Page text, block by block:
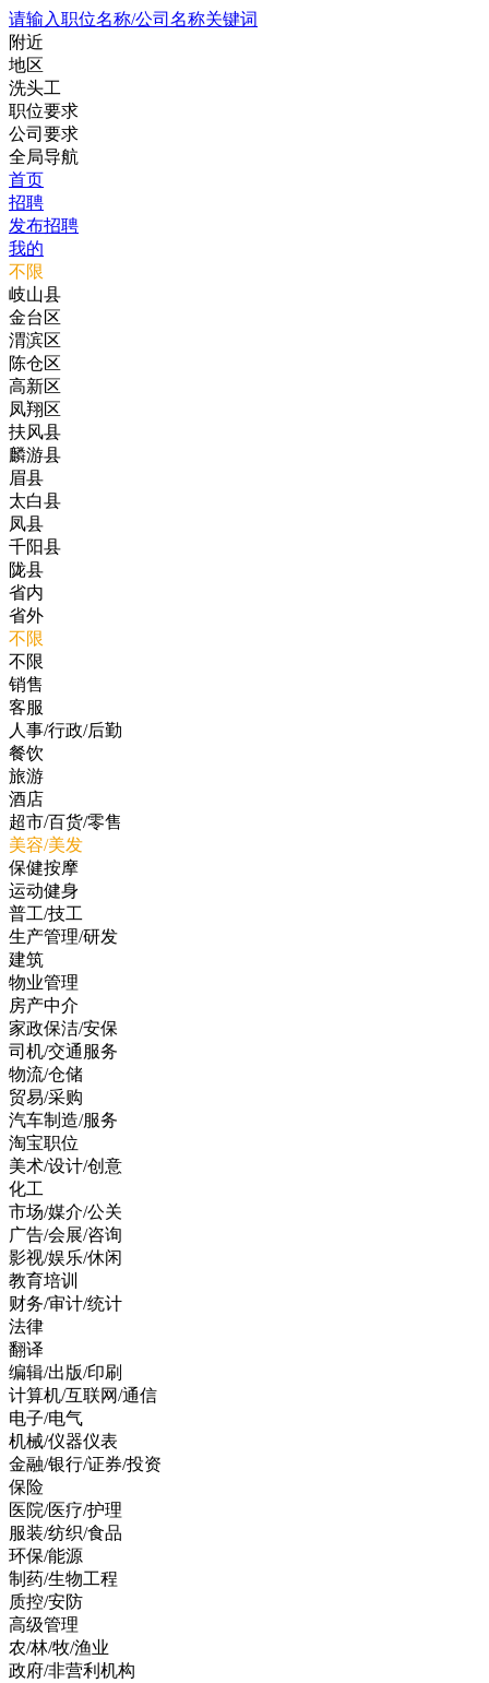
请输入职位名称/公司名称关键词
附近
地区
洗头工
职位要求
公司要求
全局导航
首页
招聘
发布招聘
我的
不限
岐山县
金台区
渭滨区
陈仓区
高新区
凤翔区
扶风县
麟游县
眉县
太白县
凤县
千阳县
陇县
省内
省外
不限
不限
销售
客服
人事/行政/后勤
餐饮
旅游
酒店
超市/百货/零售
美容/美发
保健按摩
运动健身
普工/技工
生产管理/研发
建筑
物业管理
房产中介
家政保洁/安保
司机/交通服务
物流/仓储
贸易/采购
汽车制造/服务
淘宝职位
美术/设计/创意
化工
市场/媒介/公关
广告/会展/咨询
影视/娱乐/休闲
教育培训
财务/审计/统计
法律
翻译
编辑/出版/印刷
计算机/互联网/通信
电子/电气
机械/仪器仪表
金融/银行/证券/投资
保险
医院/医疗/护理
服装/纺织/食品
环保/能源
制药/生物工程
质控/安防
高级管理
农/林/牧/渔业
政府/非营利机构